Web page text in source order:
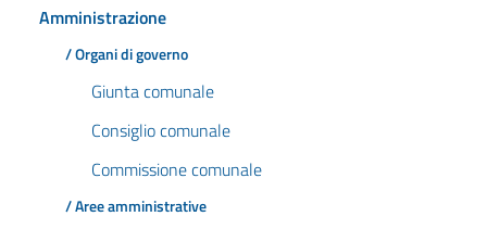
Amministrazione
/ Organi di governo
Giunta comunale
Consiglio comunale
Commissione comunale
/ Aree amministrative